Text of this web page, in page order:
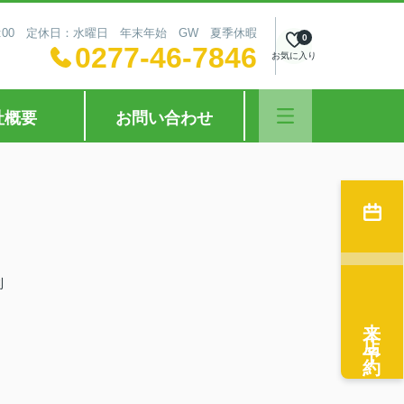
定休日：水曜日 年末年始 GW 夏季休暇
0277-46-7846 お気に入り
0
概要 お問い合わせ
来店予約